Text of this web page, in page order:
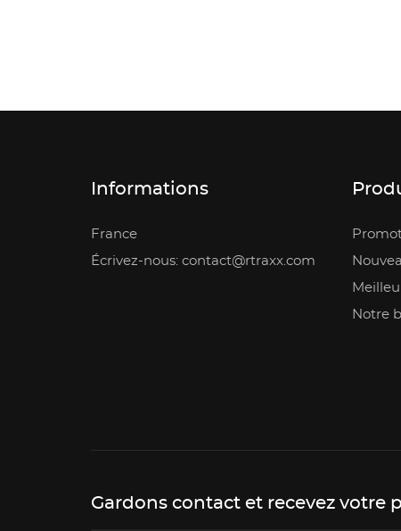
Informations
France
Écrivez-nous: contact@rtraxx.com
Notre
Gardons contact et recevez votre